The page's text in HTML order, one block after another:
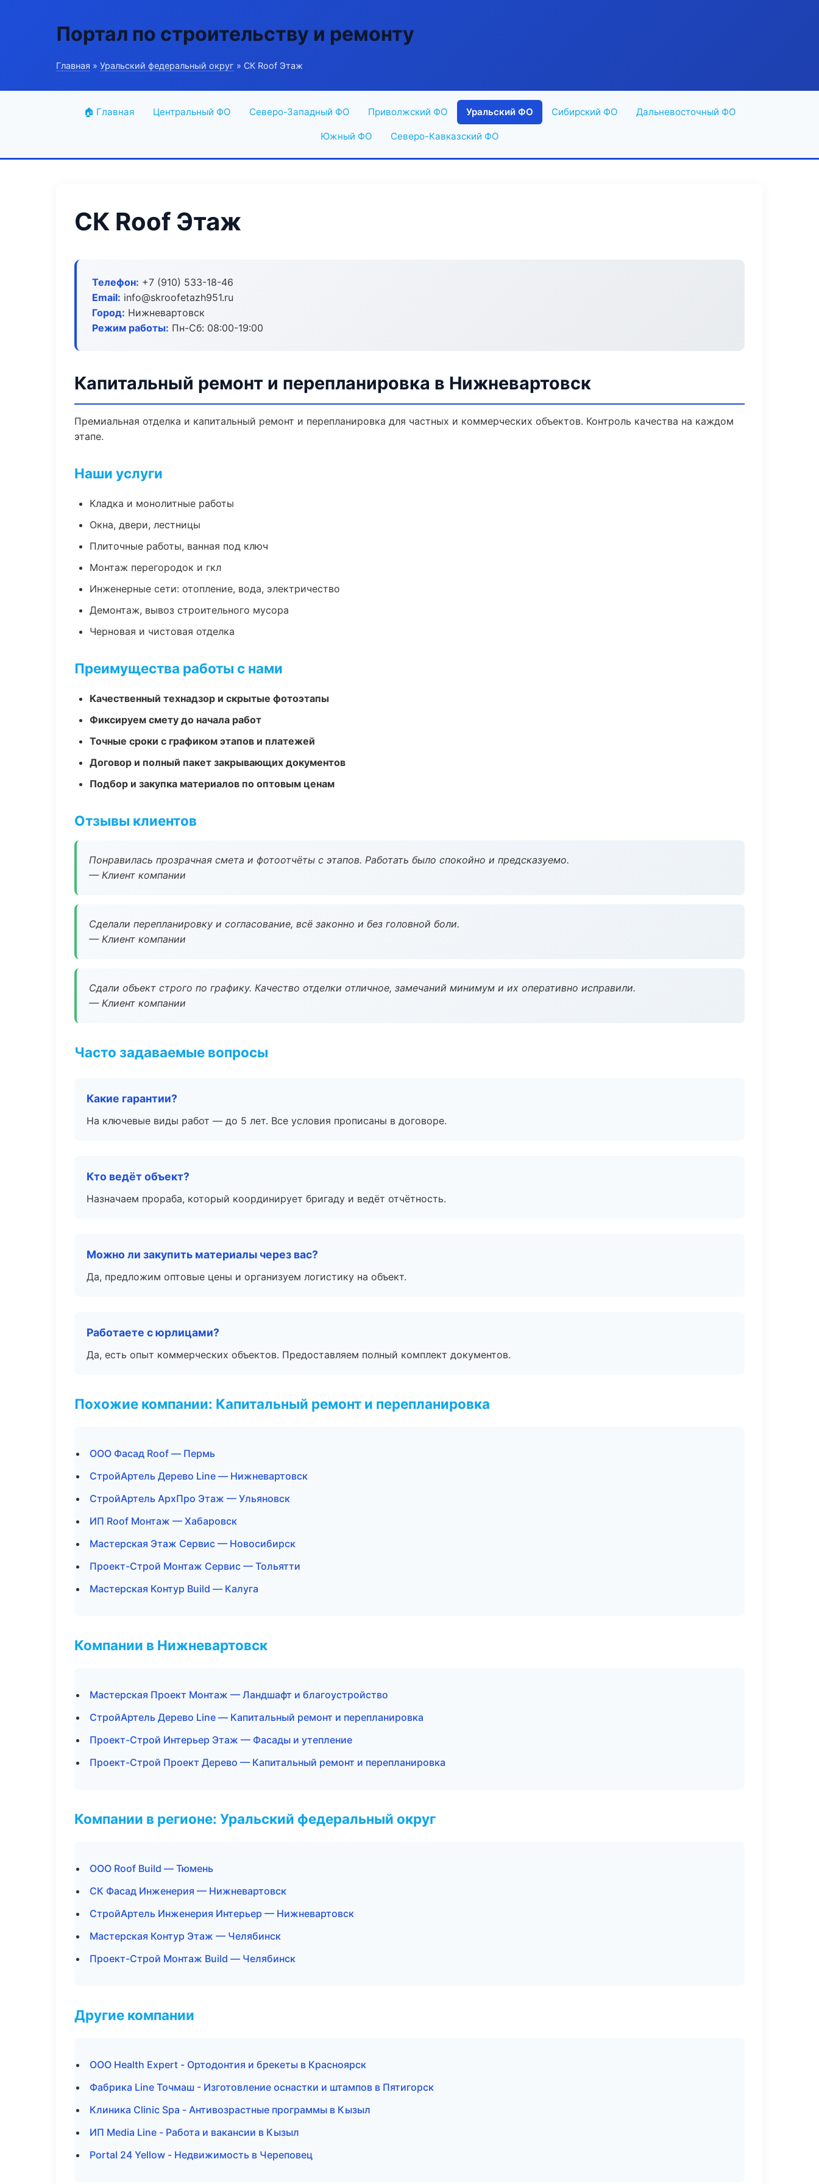
Портал по строительству и ремонту
Главная » Уральский федеральный округ » СК Roof Этаж
🏠 Главная Центральный ФО Северо-Западный ФО Приволжский ФО Уральский ФО Сибирский ФО Дальневосточный ФО
Южный ФО Северо-Кавказский ФО
СК Roof Этаж
Телефон: +7 (910) 533-18-46
Email: info@skroofetazh951.ru
Город: Нижневартовск
Режим работы: Пн-Сб: 08:00-19:00
Капитальный ремонт и перепланировка в Нижневартовск
Премиальная отделка и капитальный ремонт и перепланировка для частных и коммерческих объектов. Контроль качества на каждом
этапе.
Наши услуги
Кладка и монолитные работы
Окна, двери, лестницы
Плиточные работы, ванная под ключ
Монтаж перегородок и гкл
Инженерные сети: отопление, вода, электричество
Демонтаж, вывоз строительного мусора
Черновая и чистовая отделка
Преимущества работы с нами
Качественный технадзор и скрытые фотоэтапы
Фиксируем смету до начала работ
Точные сроки с графиком этапов и платежей
Договор и полный пакет закрывающих документов
Подбор и закупка материалов по оптовым ценам
Отзывы клиентов
Понравилась прозрачная смета и фотоотчёты с этапов. Работать было спокойно и предсказуемо.
— Клиент компании
Сделали перепланировку и согласование, всё законно и без головной боли.
— Клиент компании
Сдали объект строго по графику. Качество отделки отличное, замечаний минимум и их оперативно исправили.
— Клиент компании
Часто задаваемые вопросы
Какие гарантии?
На ключевые виды работ — до 5 лет. Все условия прописаны в договоре.
Кто ведёт объект?
Назначаем прораба, который координирует бригаду и ведёт отчётность.
Можно ли закупить материалы через вас?
Да, предложим оптовые цены и организуем логистику на объект.
Работаете с юрлицами?
Да, есть опыт коммерческих объектов. Предоставляем полный комплект документов.
Похожие компании: Капитальный ремонт и перепланировка
ООО Фасад Roof — Пермь
СтройАртель Дерево Line — Нижневартовск
СтройАртель АрхПро Этаж — Ульяновск
ИП Roof Монтаж — Хабаровск
Мастерская Этаж Сервис — Новосибирск
Проект-Строй Монтаж Сервис — Тольятти
Мастерская Контур Build — Калуга
Компании в Нижневартовск
Мастерская Проект Монтаж — Ландшафт и благоустройство
СтройАртель Дерево Line — Капитальный ремонт и перепланировка
Проект-Строй Интерьер Этаж — Фасады и утепление
Проект-Строй Проект Дерево — Капитальный ремонт и перепланировка
Компании в регионе: Уральский федеральный округ
ООО Roof Build — Тюмень
СК Фасад Инженерия — Нижневартовск
СтройАртель Инженерия Интерьер — Нижневартовск
Мастерская Контур Этаж — Челябинск
Проект-Строй Монтаж Build — Челябинск
Другие компании
ООО Health Expert - Ортодонтия и брекеты в Красноярск
Фабрика Line Точмаш - Изготовление оснастки и штампов в Пятигорск
Клиника Clinic Spa - Антивозрастные программы в Кызыл
ИП Media Line - Работа и вакансии в Кызыл
Portal 24 Yellow - Недвижимость в Череповец